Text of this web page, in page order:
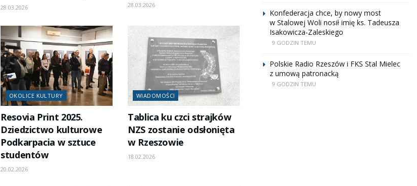
28.03.2026 28.03.2026
OKOLICE KULTURY
Resovia Print 2025.
Dziedzictwo kulturowe
Podkarpacia w sztuce
studentów
20.02.2026
WIADOMOŚCI
Tablica ku czci strajków
NZS zostanie odsłonięta
w Rzeszowie
18.02.2026
Konfederacja chce, by nowy most
w Stalowej Woli nosił imię ks. Tadeusza
Isakowicza-Zaleskiego
9 GODZIN TEMU
Polskie Radio Rzeszów i FKS Stal Mielec
z umową patronacką
9 GODZIN TEMU